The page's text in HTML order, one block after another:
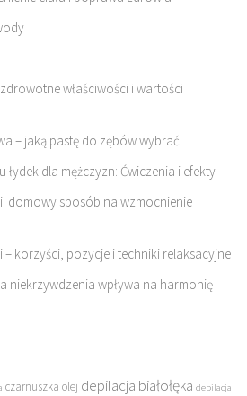
właściwości i wartości
– jaką pastę do zębów wybrać
łydek dla mężczyzn: Ćwiczenia i efekty
domowy sposób na wzmocnienie
korzyści, pozycje i techniki relaksacyjne
niekrzywdzenia wpływa na harmonię
czarnuszka olej depilacja białołęka depilacja